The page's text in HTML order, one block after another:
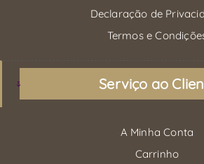
Declaração de
Termos e
Serviço ao
A Minha Conta
Carrinho